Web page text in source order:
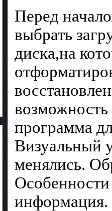
Перед
выбрать
диска,на
программа
Визуальный
менялись.
Особенности
информация.